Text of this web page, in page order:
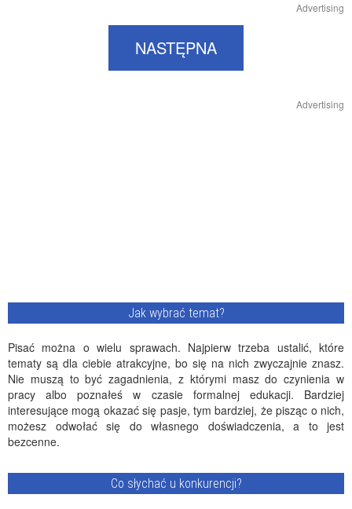
Advertising
NASTĘPNA
Advertising
Jak wybrać temat?
Pisać można o wielu sprawach. Najpierw trzeba ustalić, które
tematy są dla ciebie atrakcyjne, bo się na nich zwyczajnie znasz.
Nie muszą to być zagadnienia, z którymi masz do czynienia w
pracy albo poznałeś w czasie formalnej edukacji. Bardziej
interesujące mogą okazać się pasje, tym bardziej, że pisząc o nich,
możesz odwołać się do własnego doświadczenia, a to jest
bezcenne.
Co słychać u konkurencji?